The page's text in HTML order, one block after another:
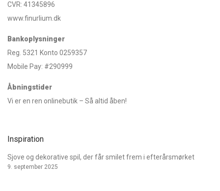
CVR: 41345896
www.finurlium.dk
Bankoplysninger
Reg. 5321 Konto 0259357
Mobile Pay: #290999
Åbningstider
Vi er en ren onlinebutik – Så altid åben!
Inspiration
Sjove og dekorative spil, der får smilet frem i efterårsmørket
9. september 2025